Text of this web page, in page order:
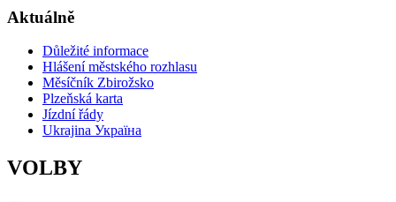
Aktuálně
Důležité informace
Hlášení městského rozhlasu
Měsíčník Zbirožsko
Plzeňská karta
Jízdní řády
Ukrajina Україна
VOLBY